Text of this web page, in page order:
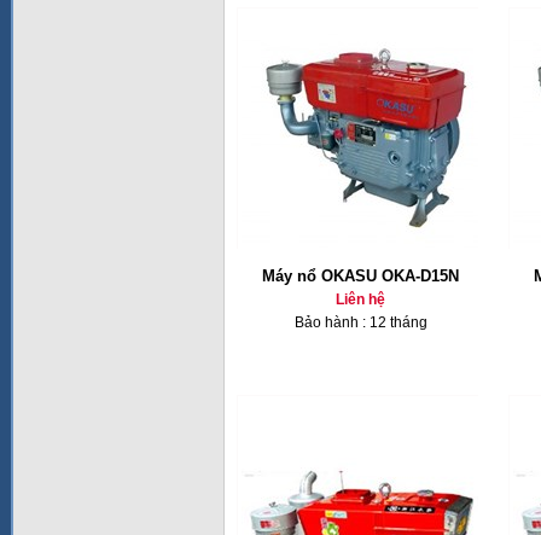
Máy nổ OKASU OKA-D15N
Liên hệ
Bảo hành : 12 tháng